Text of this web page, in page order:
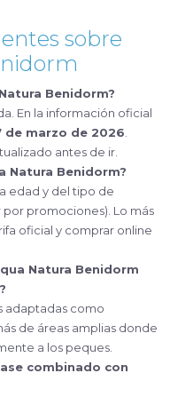
sobre
Benidorm?
En la información oficial
de marzo de 2026
antes de ir.
Natura Benidorm?
edad y del tipo de
promociones). Lo más
oficial y comprar online
Natura Benidorm
adaptadas como
de áreas amplias donde
a los peques.
combinado con